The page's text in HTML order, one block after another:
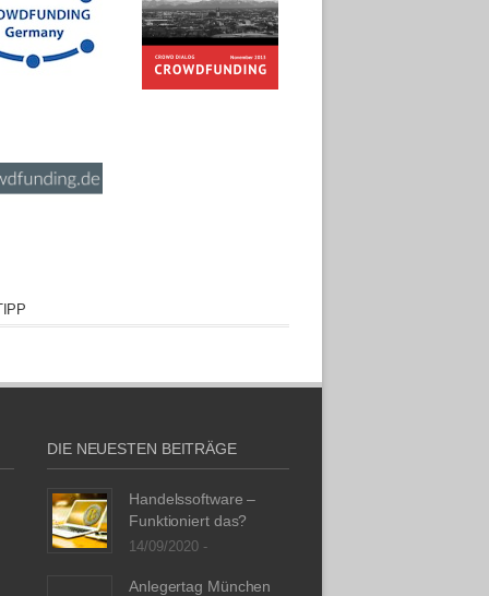
DIE NEUESTEN BEITRÄGE
Handelssoftware –
Funktioniert das?
14/09/2020 -
Anlegertag München